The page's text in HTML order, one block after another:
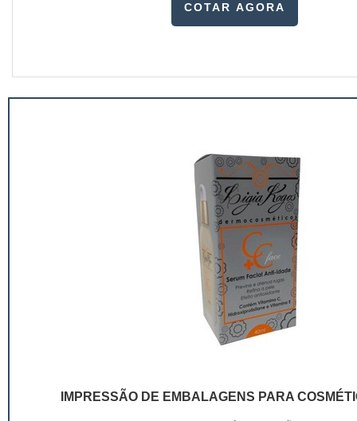
COTAR AGORA
IMPRESSÃO DE EMBALAGENS PARA